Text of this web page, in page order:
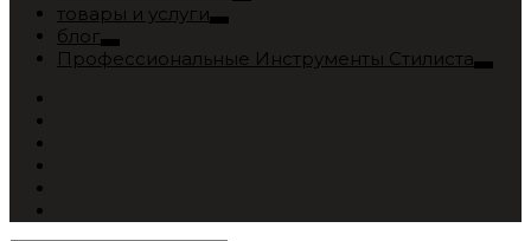
товары и услуги
блог
Профессиональные Инструменты Стилиста